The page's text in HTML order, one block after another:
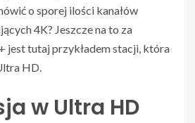
o sporej ilości kanałów
4K? Jeszcze na to za
jest tutaj przykładem stacji, która
HD.
w Ultra HD